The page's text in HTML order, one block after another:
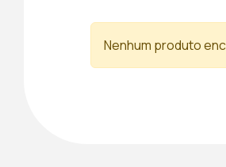
Nenhum produto